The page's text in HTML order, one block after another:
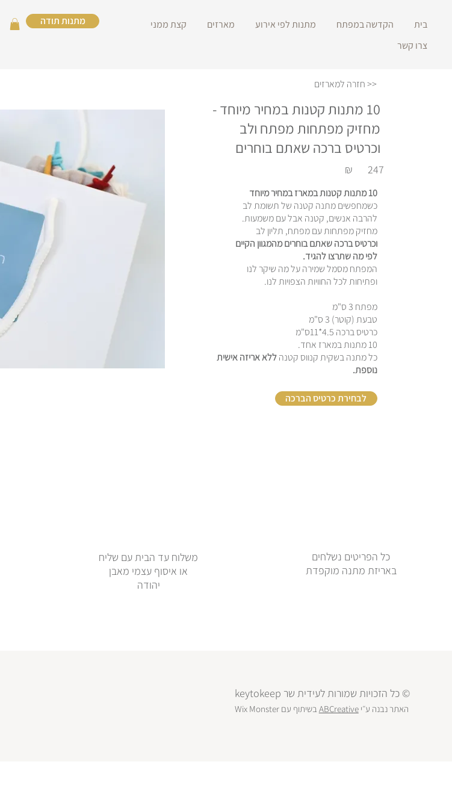
מתנות תודה בית הקדשה במפתח מתנות לפי אירוע מארזים
קצת ממני
צרו קשר
<< חזרה למארזים
10 מתנות קטנות במחיר מיוחד -
מחזיק מפתחות מפתח ולב
וכרטיס ברכה שאתם בוחרים
247
₪
10 מתנות קטנות במארז במחיר מיוחד
כשמחפשים מתנה קטנה של תשומת לב
להרבה אנשים, קטנה אבל עם משמעות.
מחזיק מפתחות עם מפתח, תליון לב
וכרטיס ברכה שאתם בוחרים מהמגוון הקיים
לפי מה שתרצו להגיד.
המפתח מסמל שמירה על מה שיקר לנו
ופתיחות לכל החוויות הצפויות לנו.
מפתח 3 ס"מ
טבעת (קוטר) 3 ס"מ
כרטיס ברכה 4.5*11ס"מ
10 מתנות במארז אחד.
כל מתנה בשקית קנווס קטנהללא אריזה אישית
נוספת.
לבחירת כרטיס הברכה
משלוח עד הבית עם שליח
או איסוף עצמי מאבן
יהודה
כל הפריטים נשלחים
באריזת מתנה מוקפדת
© כל הזכויות שמורות לעידית שר keytokeep
האתר נבנה ע״יABCreative בשיתוף עםWix Monster